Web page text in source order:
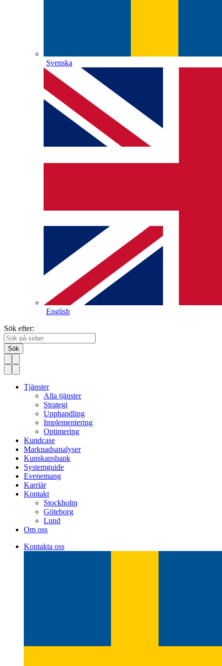
Svenska
English
Sök efter:
Sök
Tjänster
Alla tjänster
Strategi
Upphandling
Implementering
Optimering
Kundcase
Marknadsanalyser
Kunskapsbank
Systemguide
Evenemang
Karriär
Kontakt
Stockholm
Göteborg
Lund
Om oss
Kontakta oss